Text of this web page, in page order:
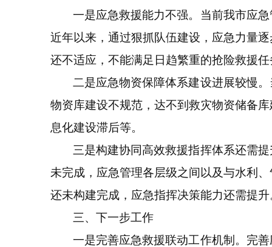
一是应急救援能力不强。当前我市应
近年以来，通过狠抓队伍建设，应急力量
还不适应，不能满足日趋繁重的抢险救援任
二是应急物资保障体系建设进展较慢
物资库建设不规范，达不到救灾物资储备
息化建设滞后等。
三是构建协同高效救援指挥体系还需
未完成，应急管理各层级之间以及与水利
还未构建完成，应急指挥决策能力还需提
三、下一步工作
一是完善应急救援联动工作机制。完